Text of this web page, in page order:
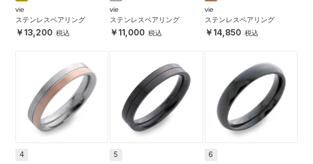
vie
ステンレスペアリング
13,200
vie
ステンレスペアリング
11,000
vie
ステンレスペアリング
14,850
4 5 6